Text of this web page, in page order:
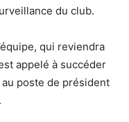
du club.
qui reviendra
appelé à succéder
poste de président